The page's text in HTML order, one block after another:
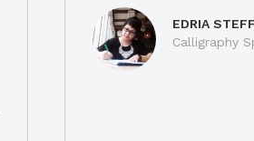
EDRIA
Calligraphy